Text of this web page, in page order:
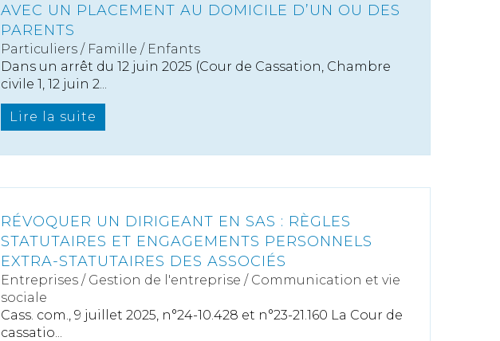
AVEC UN PLACEMENT AU DOMICILE D’UN OU DES
PARENTS
Particuliers / Famille / Enfants
Dans un arrêt du 12 juin 2025 (Cour de Cassation, Chambre
civile 1, 12 juin 2...
Lire la suite
RÉVOQUER UN DIRIGEANT EN SAS : RÈGLES
STATUTAIRES ET ENGAGEMENTS PERSONNELS
EXTRA-STATUTAIRES DES ASSOCIÉS
Entreprises / Gestion de l'entreprise / Communication et vie
sociale
Cass. com., 9 juillet 2025, n°24-10.428 et n°23-21.160 La Cour de
cassatio...